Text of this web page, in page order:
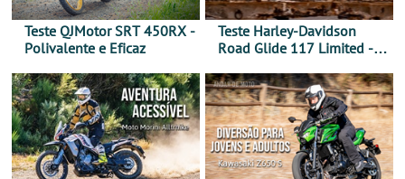
Teste QJMotor SRT 450RX -
Polivalente e Eficaz
Teste Harley-Davidson
Road Glide 117 Limited - A